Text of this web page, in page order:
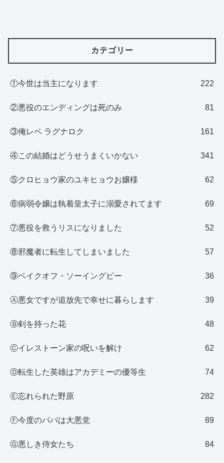
カテゴリー
①今世は当主になります 222
②悪役のエンディングは死のみ 81
③俺レベ ラグナロク 161
④この結婚はどうせうまくいかない 341
⑤クロヒョウ家のユキヒョウお嬢様 62
⑥病弱令嬢は執着皇太子に溺愛されてます 69
⑦悪役を救うリスになりました 52
⑧邪魔者に転生してしまいました 57
⑨ベイクオフ・ソーイングビー 36
Ⓐ悪女ですが追放先で幸せに暮らします 39
Ⓑ剣を持った花 48
Ⓒイレストーン家の呪いを解け 62
Ⓓ転生した英雄はアカデミーの優等生 74
Ⓔ忘れられた野原 282
Ⓕ今度のパパは大悪党 89
Ⓖ悪しき侍女たち 84